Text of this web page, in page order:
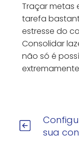
Traçar metas
tarefa
estresse do
Consolidar
não só é
sua